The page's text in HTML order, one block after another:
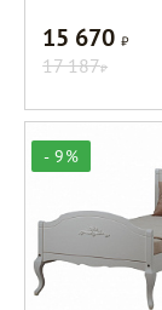
15 670Р
17 187Р
- 9%